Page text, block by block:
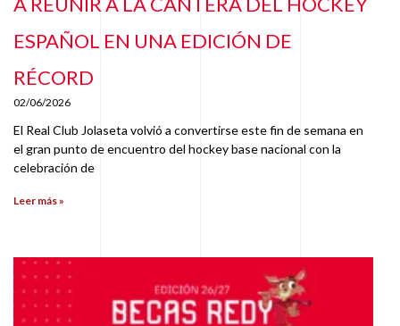
ESPAÑOL EN UNA EDICIÓN DE
RÉCORD
02/06/2026
El Real Club Jolaseta volvió a convertirse este fin de semana en
el gran punto de encuentro del hockey base nacional con la
celebración de
Leer más »